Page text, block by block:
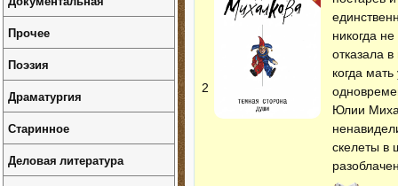
2
никогда
отказала
когда
Юлии
скелеты в
Прочее
Поэзия
Драматургия
Старинное
Деловая литература